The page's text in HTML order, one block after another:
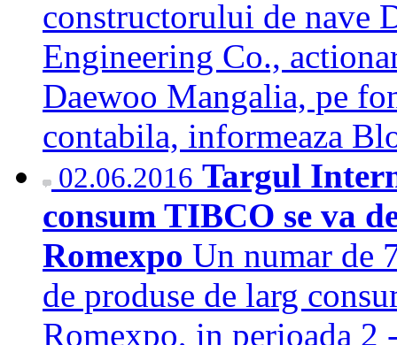
constructorului de nave
Engineering Co.,
Daewoo Mangalia, pe
contabila, informeaza
02.06.2016 Targul
consum TIBCO se va
Romexpo Un numar de
de produse de larg
Romexpo, in perioada